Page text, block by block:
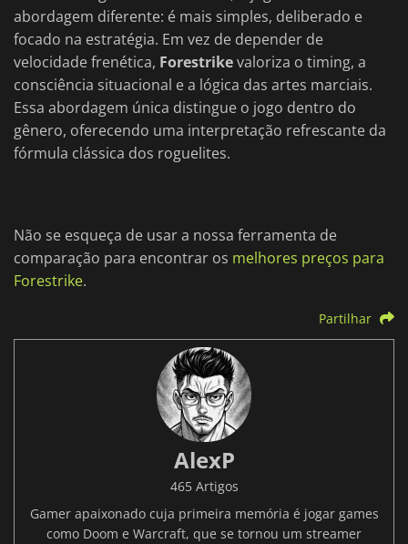
abordagem diferente: é mais simples, deliberado e
focado na estratégia. Em vez de depender de
velocidade frenética, Forestrikevaloriza o timing, a
consciência situacional e a lógica das artes marciais.
Essa abordagem única distingue o jogo dentro do
gênero, oferecendo uma interpretação refrescante da
fórmula clássica dos roguelites.
Não se esqueça de usar a nossa ferramenta de
comparação para encontrar os melhores preços para
Forestrike.
Partilhar
AlexP
465 Artigos
Gamer apaixonado cuja primeira memória é jogar games
como Doom e Warcraft, que se tornou um streamer